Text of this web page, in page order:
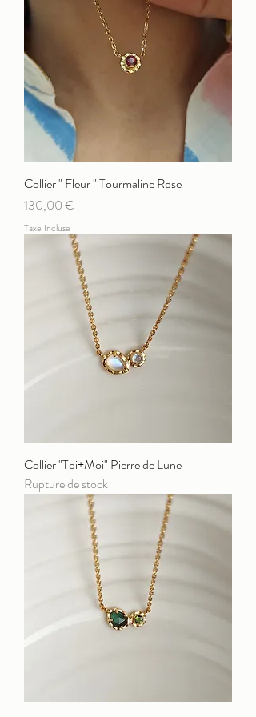
Collier " Fleur " Tourmaline Rose
Prix
130,00 €
Taxe Incluse
Collier "Toi+Moi" Pierre de Lune
Rupture de stock